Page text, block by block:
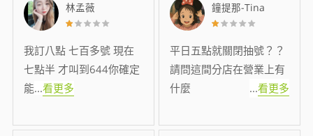
林孟薇
我訂八點 七百多號 現在
七點半 才叫到644你確定
能...看更多
鐘提那-Tina
平日五點就關閉抽號？？
請問這間分店在營業上有
什麼
...看更多